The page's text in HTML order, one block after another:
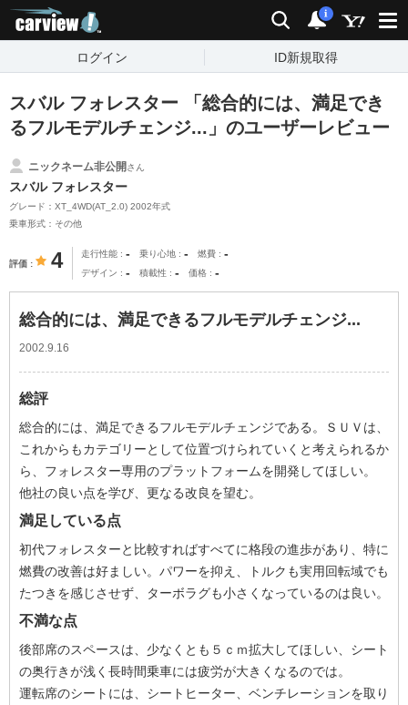
検索 通知
i
ログイン ID新規取得
スバル フォレスター 「総合的には、満足でき
るフルモデルチェンジ...」のユーザーレビュー
ニックネーム非公開さん
スバル フォレスター
グレード：XT_4WD(AT_2.0) 2002年式
乗車形式：その他
評価 4 走行性能 - 乗り心地 - 燃費 -
デザイン - 積載性 - 価格 -
総合的には、満足できるフルモデルチェンジ...
2002.9.16
総評
総合的には、満足できるフルモデルチェンジである。ＳＵＶは、
これからもカテゴリーとして位置づけられていくと考えられるか
ら、フォレスター専用のプラットフォームを開発してほしい。
他社の良い点を学び、更なる改良を望む。
満足している点
初代フォレスターと比較すればすべてに格段の進歩があり、特に
燃費の改善は好ましい。パワーを抑え、トルクも実用回転域でも
たつきを感じさせず、ターボラグも小さくなっているのは良い。
不満な点
後部席のスペースは、少なくとも５ｃｍ拡大してほしい、シート
の奥行きが浅く長時間乗車には疲労が大きくなるのでは。
運転席のシートには、シートヒーター、ベンチレーションを取り